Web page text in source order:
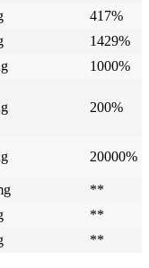
417%
1429%
1000%
200%
20000%
**
**
**